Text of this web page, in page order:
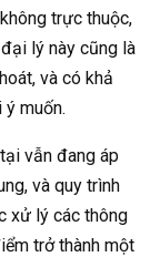
trực thuộc,
lý này cũng là
và có khả
muốn.
vẫn đang áp
và quy trình
xử lý các thông
trở thành một